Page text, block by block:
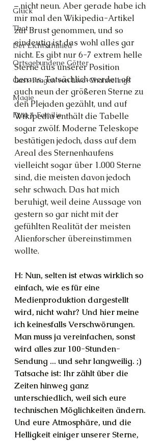
Glück
Thot
Der Lichtschmied
Ortsgebundene Götter
Gast-Fragen von Live-Channelings
Magie
Frau & Familie
– nicht neun. Aber gerade habe ich
mir mal den Wikipedia-Artikel
zur Brust genommen, und so
eindeutig ist das wohl alles gar
nicht. Es gibt nur 6-7 extrem helle
Sterne aus unserer Position
heraus. Tatsächlich werden oft
auch neun der größeren Sterne zu
den Plejaden gezählt, und auf
Wikipedia enthält die Tabelle
sogar zwölf. Moderne Teleskope
bestätigen jedoch, dass auf dem
Areal des Sternenhaufens
vielleicht sogar über 1.000 Sterne
sind, die meisten davon jedoch
sehr schwach. Das hat mich
beruhigt, weil deine Aussage von
gestern so gar nicht mit der
gefühlten Realität der meisten
Alienforscher übereinstimmen
wollte.
H: Nun, selten ist etwas wirklich so
einfach, wie es für eine
Medienproduktion dargestellt
wird, nicht wahr? Und hier meine
ich keinesfalls Verschwörungen.
Man muss ja vereinfachen, sonst
wird alles zur 100-Stunden-
Sendung ... und sehr langweilig. ;)
Tatsache ist: Ihr zählt über die
Zeiten hinweg ganz
unterschiedlich, weil sich eure
technischen Möglichkeiten ändern.
Und eure Atmosphäre, und die
Helligkeit einiger unserer Sterne,